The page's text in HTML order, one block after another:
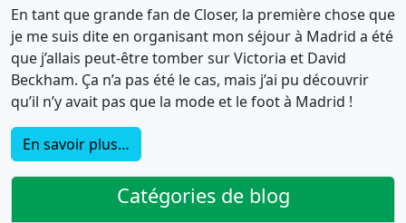
En tant que grande fan de Closer, la première chose que
je me suis dite en organisant mon séjour à Madrid a été
que j’allais peut-être tomber sur Victoria et David
Beckham. Ça n’a pas été le cas, mais j’ai pu découvrir
qu’il n’y avait pas que la mode et le foot à Madrid !
En savoir plus…
Catégories de blog